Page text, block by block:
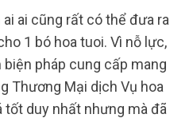
ai cũng rất có thể đưa ra
1 bó hoa tuoi. Vì nỗ lực,
pháp cung cấp mang
Thương Mại dịch Vụ hoa
tốt duy nhất nhưng mà đã